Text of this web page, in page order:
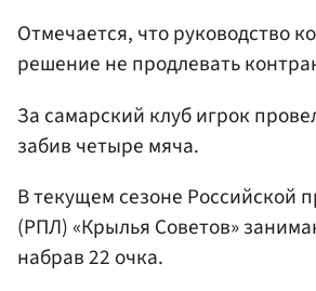
Отмечается, что руководство
решение не продлевать
За самарский клуб игрок
забив четыре мяча.
В текущем сезоне Российской
(РПЛ) «Крылья Советов»
набрав 22 очка.